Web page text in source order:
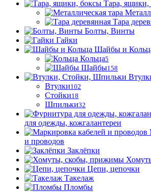
Тара, ящики,
Тара
Болты, Винты
Гайки
Шайбы и
Кольца5
Шайбы158
Втулки102
Стойки18
Шпильки32
для одежды, кожгалантереи
и проводов
Заклёпки
Цепи, цепочки
Такелаж
Пломбы